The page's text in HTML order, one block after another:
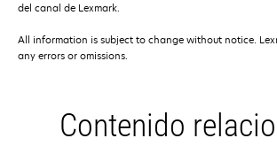
del canal de Lexmark.
All information is subject to change without notice.
any errors or omissions.
Contenido